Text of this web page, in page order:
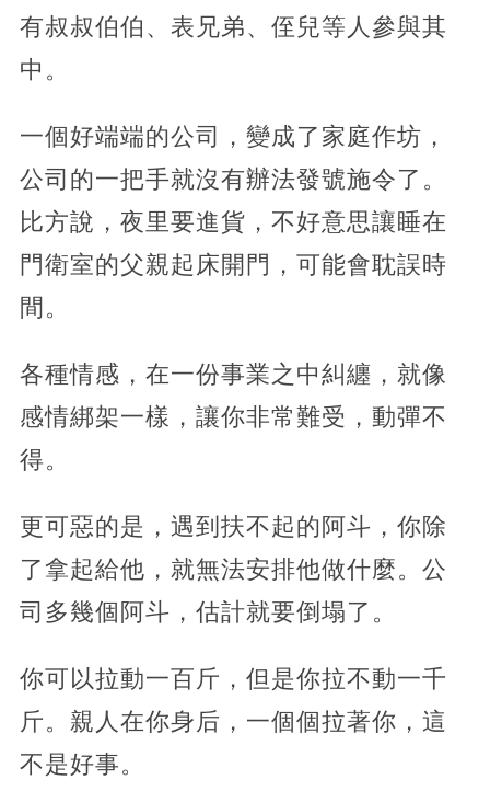
有叔叔伯伯、表兄弟、侄兒等人參與其
中。
一個好端端的公司，變成了家庭作坊，
公司的一把手就沒有辦法發號施令了。
比方說，夜里要進貨，不好意思讓睡在
門衛室的父親起床開門，可能會耽誤時
間。
各種情感，在一份事業之中糾纏，就像
感情綁架一樣，讓你非常難受，動彈不
得。
更可惡的是，遇到扶不起的阿斗，你除
了拿起給他，就無法安排他做什麼。公
司多幾個阿斗，估計就要倒塌了。
你可以拉動一百斤，但是你拉不動一千
斤。親人在你身后，一個個拉著你，這
不是好事。